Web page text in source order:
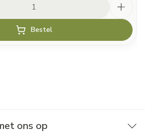
Bestel
ons op